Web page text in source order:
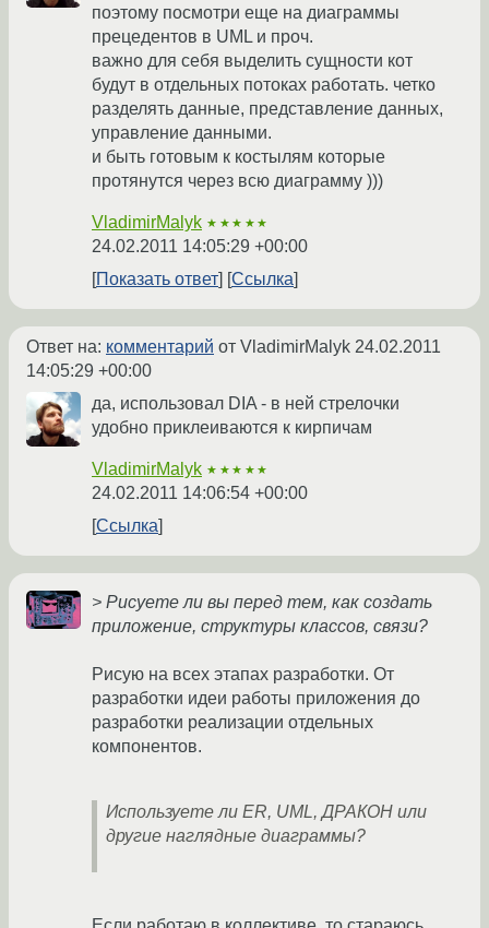
поэтому посмотри еще на диаграммы
прецедентов в UML и проч.
важно для себя выделить сущности кот
будут в отдельных потоках работать. четко
разделять данные, представление данных,
управление данными.
и быть готовым к костылям которые
протянутся через всю диаграмму )))
VladimirMalyk ★★★★★
24.02.2011 14:05:29 +00:00
Показать ответ
Ссылка
Ответ на: комментарий от VladimirMalyk 24.02.2011
14:05:29 +00:00
да, использовал DIA - в ней стрелочки
удобно приклеиваются к кирпичам
VladimirMalyk ★★★★★
24.02.2011 14:06:54 +00:00
Ссылка
> Рисуете ли вы перед тем, как создать
приложение, структуры классов, связи?
Рисую на всех этапах разработки. От
разработки идеи работы приложения до
разработки реализации отдельных
компонентов.
Используете ли ER, UML, ДРАКОН или
другие наглядные диаграммы?